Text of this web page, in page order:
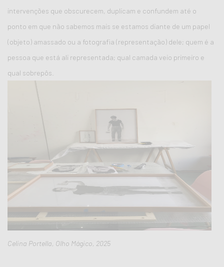
intervenções que obscurecem, duplicam e confundem até o
ponto em que não sabemos mais se estamos diante de um papel
(objeto) amassado ou a fotografia (representação) dele; quem é a
pessoa que está ali representada; qual camada veio primeiro e
qual sobrepôs.
Celina Portella, Olho Mágico, 2025